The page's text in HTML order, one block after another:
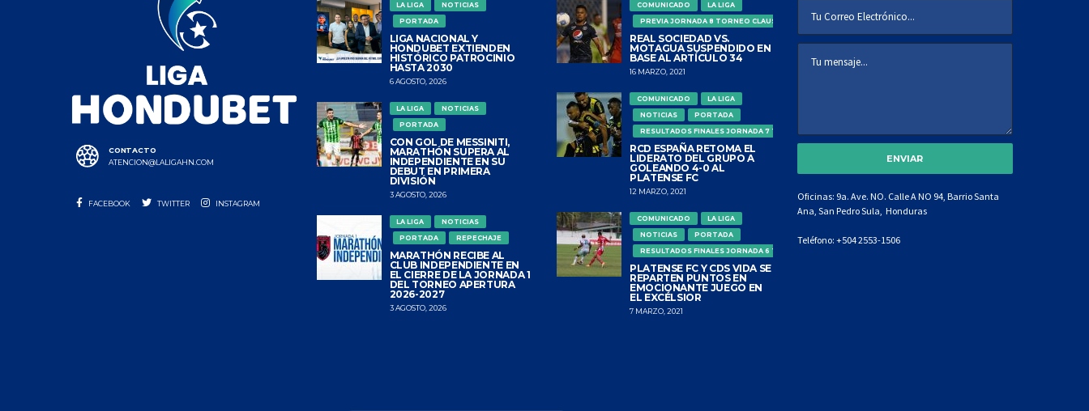
CONTACTO
ATENCION@LALIGAHN.COM
FACEBOOK TWITTER INSTAGRAM
LA LIGA
NOTICIAS
PORTADA
LIGA NACIONAL Y
HONDUBET EXTIENDEN
HISTÓRICO PATROCINIO
HASTA 2030
6 AGOSTO, 2026
LA LIGA
NOTICIAS
PORTADA
CON GOL DE MESSINITI,
MARATHÓN SUPERA AL
INDEPENDIENTE EN SU
DEBUT EN PRIMERA
DIVISIÓN
3 AGOSTO, 2026
LA LIGA
NOTICIAS
PORTADA
REPECHAJE
MARATHÓN RECIBE AL
CLUB INDEPENDIENTE EN
EL CIERRE DE LA JORNADA 1
DEL TORNEO APERTURA
2026-2027
3 AGOSTO, 2026
COMUNICADO
LA LIGA
PREVIA JORNADA 8 TORNEO CLAUSURA
REAL SOCIEDAD VS.
MOTAGUA SUSPENDIDO EN
BASE AL ARTÍCULO 34
16 MARZO, 2021
COMUNICADO
LA LIGA
NOTICIAS
PORTADA
RESULTADOS FINALES JORNADA 7 TORNEO CLAUSURA
RCD ESPAÑA RETOMA EL
LIDERATO DEL GRUPO A
GOLEANDO 4-0 AL
PLATENSE FC
12 MARZO, 2021
COMUNICADO
LA LIGA
NOTICIAS
PORTADA
RESULTADOS FINALES JORNADA 6 TORNEO CLAUSURA
PLATENSE FC Y CDS VIDA SE
REPARTEN PUNTOS EN
EMOCIONANTE JUEGO EN
EL EXCÉLSIOR
7 MARZO, 2021
Oficinas: 9a. Ave. NO. Calle A NO 94, Barrio Santa
Ana, San Pedro Sula, Honduras
Teléfono: +504 2553-1506